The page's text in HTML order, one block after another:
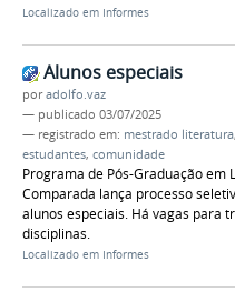
Localizado em Informes
Alunos especiais
poradolfo.vaz
— publicado 03/07/2025
— registrado em: mestrado literatura,
estudantes, comunidade
Programa de Pós-Graduação em
Comparada lança processo
alunos especiais. Há vagas para
disciplinas.
Localizado em Informes